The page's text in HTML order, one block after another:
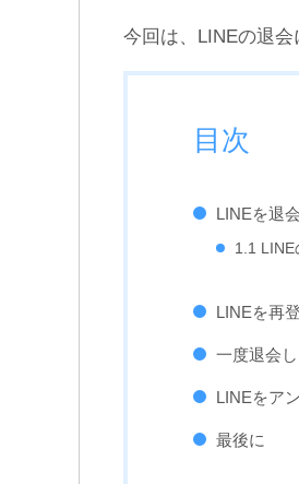
今回は、LINEの退
目次
LINEを退
1.1 LINE
LINEを再
一度退会
LINEをア
最後に